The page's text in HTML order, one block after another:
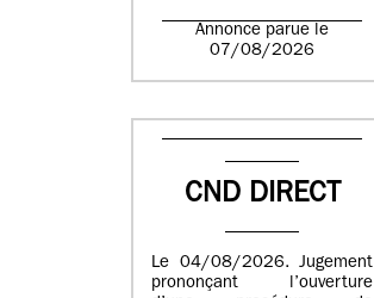
Annonce parue le
07/08/2026
CND DIRECT
Le 04/08/2026. Jugement
prononçant l’ouverture